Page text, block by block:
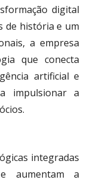
digital
de história e um
a empresa
que conecta
artificial e
impulsionar a
integradas
aumentam a